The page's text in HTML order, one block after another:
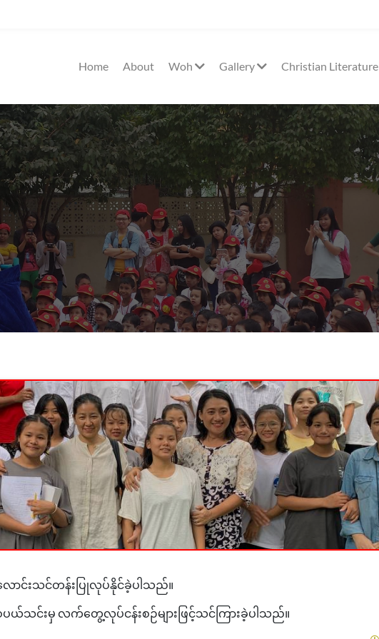
Home About Woh Gallery Christian Literature
ာင်းသင်တန်းပြုလုပ်နိုင်ခဲ့ပါသည်။
သင်းမှ လက်တွေ့လုပ်ငန်းစဉ်များဖြင့်သင်ကြားခဲ့ပါသည်။